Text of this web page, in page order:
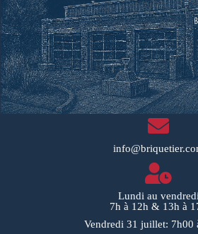
Lundi au vendredi
7h à 12h & 13h à
Vendredi 31 juillet: 7h00